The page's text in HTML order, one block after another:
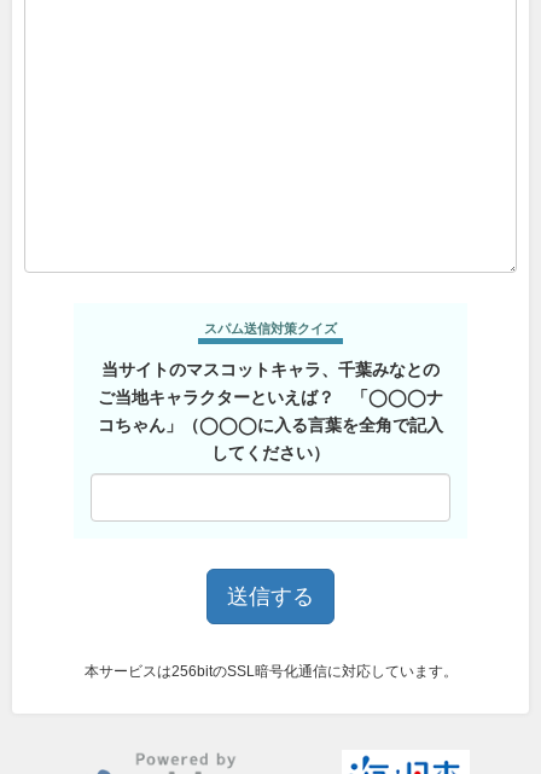
スパム送信対策クイズ
当サイトのマスコットキャラ、千葉みなとの
ご当地キャラクターといえば？ 「◯◯◯ナ
コちゃん」（◯◯◯に入る言葉を全角で記入
してください）
本サービスは256bitのSSL暗号化通信に対応しています。